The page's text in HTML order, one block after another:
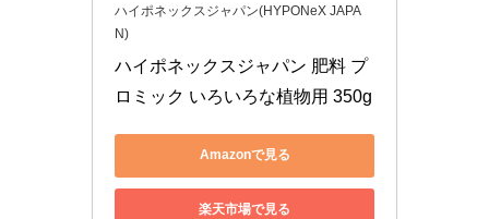
ハイポネックスジャパン(HYPONeX JAPA
N)
ハイポネックスジャパン 肥料 プ
ロミック いろいろな植物用 350g
Amazonで見る
楽天市場で見る